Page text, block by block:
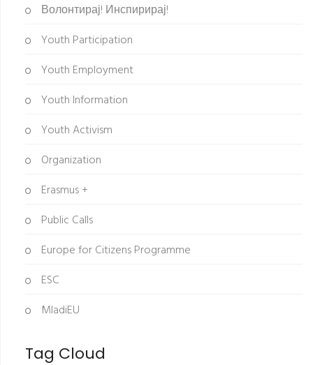
Волонтирај! Инспирирај!
Youth Participation
Youth Employment
Youth Information
Youth Activism
Organization
Erasmus +
Public Calls
Europe for Citizens Programme
ESC
MladiEU
Tag Cloud